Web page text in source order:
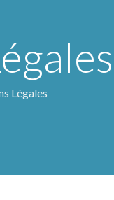
Légales